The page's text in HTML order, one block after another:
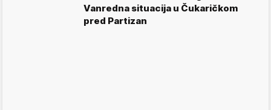
Vanredna situacija u Čukaričkom
pred Partizan